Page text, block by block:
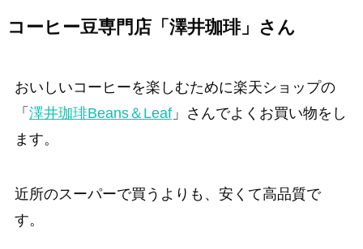
コーヒー豆専門店「澤井珈琲」さん
おいしいコーヒーを楽しむために楽天ショップの
「 澤井珈琲Beans＆Leaf」さんでよくお買い物をし
ます。
近所のスーパーで買うよりも、安くて高品質で
す。